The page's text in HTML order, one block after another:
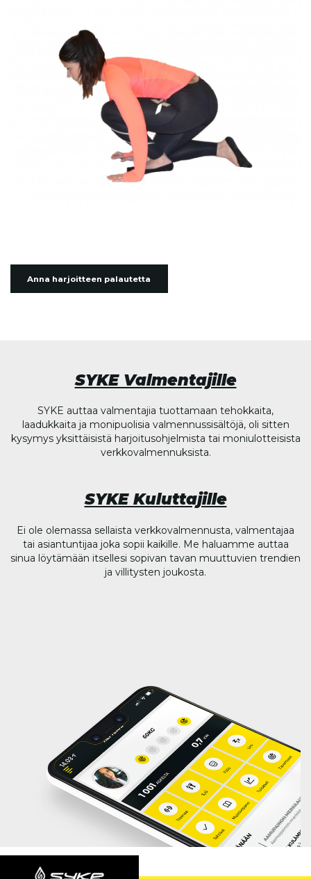
Anna harjoitteen palautetta
SYKE Valmentajille
SYKE auttaa valmentajia tuottamaan tehokkaita,
laadukkaita ja monipuolisia valmennussisältöjä, oli sitten
kysymys yksittäisistä harjoitusohjelmista tai moniulotteisista
verkkovalmennuksista.
SYKE Kuluttajille
Ei ole olemassa sellaista verkkovalmennusta, valmentajaa
tai asiantuntijaa joka sopii kaikille. Me haluamme auttaa
sinua löytämään itsellesi sopivan tavan muuttuvien trendien
ja villitysten joukosta.